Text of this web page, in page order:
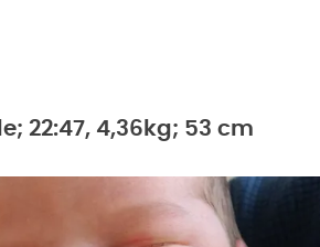
22:47, 4,36kg; 53 cm